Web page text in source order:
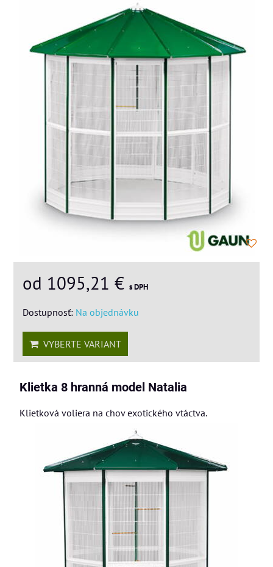
od 1095,21 € s DPH
Dostupnosť: Na objednávku
VYBERTE VARIANT
Klietka 8 hranná model Natalia
Klietková voliera na chov exotického vtáctva.